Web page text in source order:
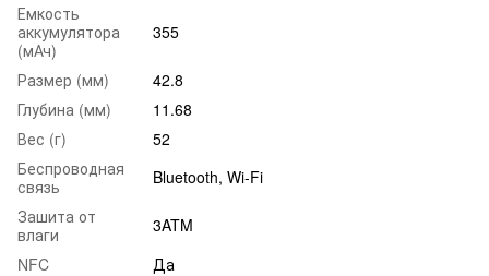
Емкость
аккумулятора
(мАч)
355
Размер (мм)
42.8
Глубина (мм)
11.68
Вес (г)
52
Беспроводная
связь
Bluetooth, Wi-Fi
Зашита от
влаги
3ATM
NFC
Да